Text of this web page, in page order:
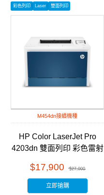
彩色列印 Laser 雙面列印
M454dn接續機種
HP Color LaserJet Pro
4203dn 雙面列印 彩色雷射
$17,900 $27,000
立即搶購